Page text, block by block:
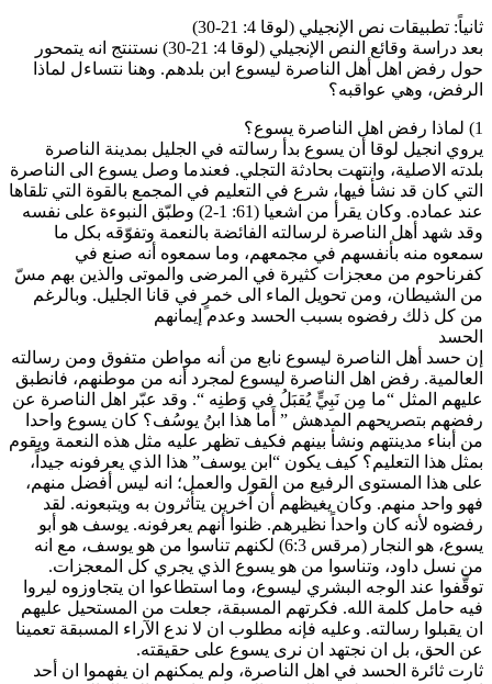
ثانياً: تطبيقات نص الإنجيلي (لوقا 4: 21-30)
بعد دراسة وقائع النص الإنجيلي (لوقا 4: 21-30) نستنتج انه يتمحور
حول رفض اهل أهل الناصرة ليسوع ابن بلدهم. وهنا نتساءل لماذا
الرفض، وهي عواقبه؟
1) لماذا رفض اهل الناصرة يسوع؟
يروي انجيل لوقا أن يسوع بدأ رسالته في الجليل بمدينة الناصرة
بلدته الاصلية، وانتهت بحادثة التجلي. فعندما وصل يسوع الى الناصرة
التي كان قد نشأ فيها، شرع في التعليم في المجمع بالقوة التي تلقاها
عند عماده. وكان يقرأ من اشعيا (61: 1-2) وطبّق النبوءة على نفسه
وقد شهد أهل الناصرة لرسالته الفائضة بالنعمة وتفوّقه بكل ما
سمعوه منه بأنفسهم في مجمعهم، وما سمعوه أنه صنع في
كفرناحوم من معجزات كثيرة في المرضى والموتى والذين بهم مسّ
من الشيطان، ومن تحويل الماء الى خمرٍ في قانا الجليل. وبالرغم
من كل ذلك رفضوه بسبب الحسد وعدم إيمانهم
الحسد
إن حسد أهل الناصرة ليسوع نابع من أنه مواطن متفوق ومن رسالته
العالمية. رفض اهل الناصرة ليسوع لمجرد أنه من موطنهم، فانطبق
عليهم المثل “ما مِن نَبِيٍّ يُقبَلُ في وَطنِه “. وقد عبّر اهل الناصرة عن
رفضهم بتصريحهم المدهش ” أَما هذا ابنُ يوسُف؟ كان يسوع واحدا
من أبناء مدينتهم ونشأ بينهم فكيف تظهر عليه مثل هذه النعمة ويقوم
بمثل هذا التعليم؟ كيف يكون “ابن يوسف” هذا الذي يعرفونه جيداً،
على هذا المستوى الرفيع من القول والعمل؛ انه ليس أفضل منهم،
فهو واحد منهم. وكان يغيظهم أن آخرين يتأثرون به ويتبعونه. لقد
رفضوه لأنه كان واحداً نظيرهم. ظنوا أنهم يعرفونه. يوسف هو أبو
يسوع، هو النجار (مرقس 6:3) لكنهم تناسوا من هو يوسف، مع انه
من نسل داود، وتناسوا من هو يسوع الذي يجري كل المعجزات.
توقَّفوا عند الوجه البشري ليسوع، وما استطاعوا ان يتجاوزوه ليروا
فيه حامل كلمة الله. فكرتهم المسبقة، جعلت من المستحيل عليهم
ان يقبلوا رسالته. وعليه فإنه مطلوب ان لا ندع الآراء المسبقة تعمينا
عن الحق، بل ان نجتهد ان نرى يسوع على حقيقته.
ثارت ثائرة الحسد في اهل الناصرة، ولم يمكنهم ان يفهموا ان أحد